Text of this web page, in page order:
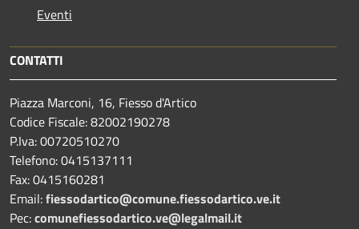
Eventi
CONTATTI
Piazza Marconi, 16, Fiesso d'Artico
Codice Fiscale: 82002190278
P.Iva: 00720510270
Telefono:0415137111
Fax:0415160281
Email:fiessodartico@comune.fiessodartico.ve.it
Pec:comunefiessodartico.ve@legalmail.it